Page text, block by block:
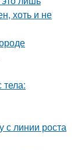
хоть и не
тела:
с линии роста